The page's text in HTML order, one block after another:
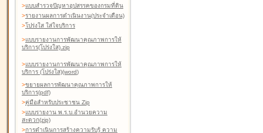
>แบบสำรวจปัญหาอุปสรรคของกรมที่ดิน
>รายงานผลการดำเนินงาน(ประจำเดือน)
>โปร่งใส ใส่ใจบริการ
>แบบรายงานการพัฒนาคุณภาพการให้
บริการ(โปร่งใส).zip
>แบบรายงานการพัฒนาคุณภาพการให้
บริการ (โปร่งใส)(word)
>ขยายผลการพัฒนาคุณภาพการให้
บริการ(pdf)
>คู่มือสำหรับประชาชน Zip
>แบบรายงาน พ.ร.บ.อำนวยความ
สะดวก(zip)
>การดำเนินการสร้างความรับรู้ ความ